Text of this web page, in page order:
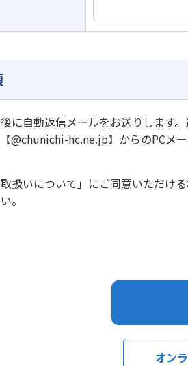
に自動返信メールをお送りします
@chunichi-hc.ne.jp】からのPCメ
扱いについて 」にご同意いただけ
。
オン